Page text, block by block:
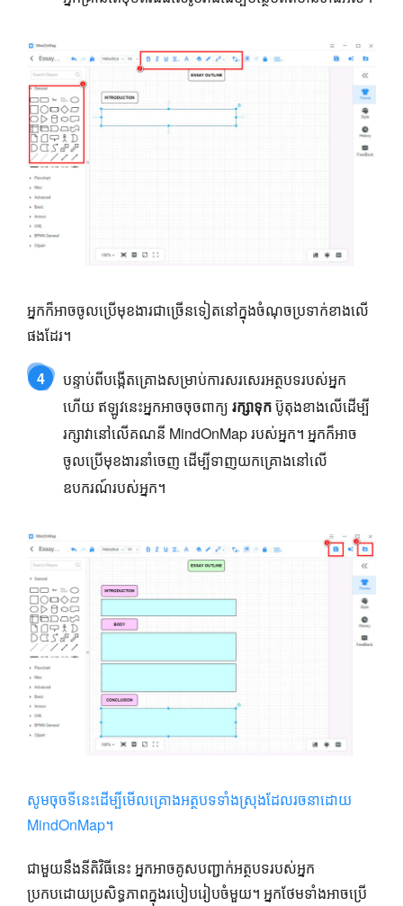
អ្នកក៏អាចចូលប្រើមុខងារជាច្រើនទៀតនៅក្នុងចំណុចប្រទាក់ខាងលើ
ផងដែរ។
4
បន្ទាប់​ពី​បង្កើត​គ្រោង​សម្រាប់​ការ​សរសេរ​អត្ថបទ​របស់​អ្នក​
ហើយ ឥឡូវ​នេះ​អ្នក​អាច​ចុច​ពាក្យ រក្សាទុកប៊ូតុងខាងលើដើម្បី
រក្សាវានៅលើគណនី MindOnMap របស់អ្នក។ អ្នកក៏អាច
ចូលប្រើមុខងារនាំចេញ ដើម្បីទាញយកគ្រោងនៅលើ
ឧបករណ៍របស់អ្នក។
សូមចុចទីនេះដើម្បីមើលគ្រោងអត្ថបទទាំងស្រុងដែលរចនាដោយ
MindOnMap។
ជាមួយនឹងនីតិវិធីនេះ អ្នកអាចគូសបញ្ជាក់អត្ថបទរបស់អ្នក
ប្រកបដោយប្រសិទ្ធភាពក្នុងរបៀបរៀបចំមួយ។ អ្នកថែមទាំងអាចប្រើ